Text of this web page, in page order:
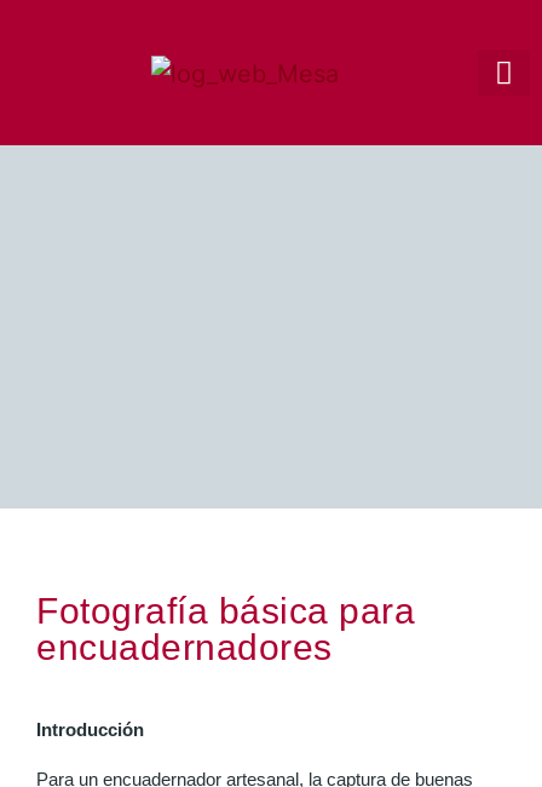
Fotografía básica para
encuadernadores
Introducción
Para un encuadernador artesanal, la captura de buenas